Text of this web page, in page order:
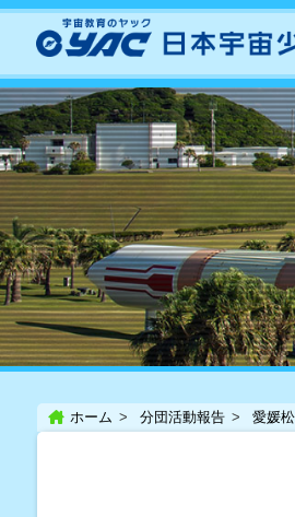
ホーム 分団活動報告 愛媛